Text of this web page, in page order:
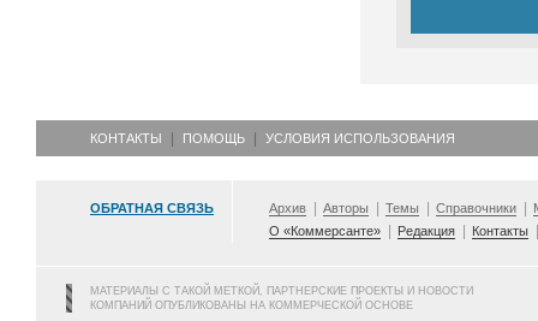
КОНТАКТЫ ПОМОЩЬ УСЛОВИЯ ИСПОЛЬЗОВАНИЯ
ОБРАТНАЯ СВЯЗЬ Архив Авторы Темы Справочники
О «Коммерсанте»
Редакция Контакты
МАТЕРИАЛЫ С ТАКОЙ МЕТКОЙ, ПАРТНЕРСКИЕ ПРОЕКТЫ И НОВОСТИ
КОМПАНИЙ ОПУБЛИКОВАНЫ НА КОММЕРЧЕСКОЙ ОСНОВЕ